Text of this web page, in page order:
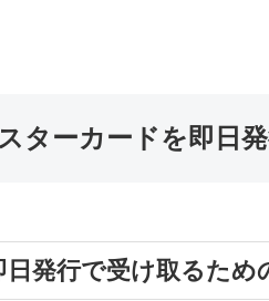
ターカードを即日
発行で受け取るため